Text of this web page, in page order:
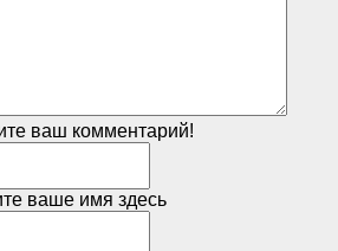
ваш комментарий!
ваше имя здесь